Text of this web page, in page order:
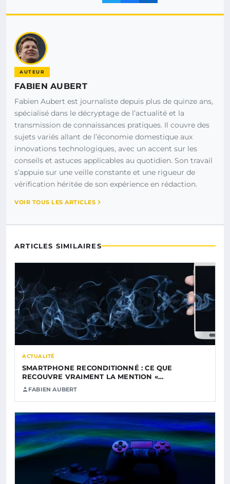
AUTEUR
FABIEN AUBERT
Fabien Aubert est journaliste depuis plus de quinze ans,
spécialisé dans le décryptage de l’actualité et la
transmission de connaissances pratiques. Il couvre des
sujets variés allant de l’économie domestique aux
innovations technologiques, avec un accent sur les
conseils et astuces applicables au quotidien. Son travail
s’appuie sur une veille constante et une rigueur de
vérification héritée de son expérience en rédaction.
VOIR TOUS LES ARTICLES
ARTICLES SIMILAIRES
ACTUALITÉ
SMARTPHONE RECONDITIONNÉ : CE QUE
RECOUVRE VRAIMENT LA MENTION «…
FABIEN AUBERT